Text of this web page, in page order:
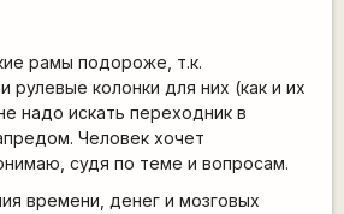
рамы подороже, т.к.
рулевые колонки для них (как и их
надо искать переходник в
Человек хочет
судя по теме и вопросам.
времени, денег и мозговых